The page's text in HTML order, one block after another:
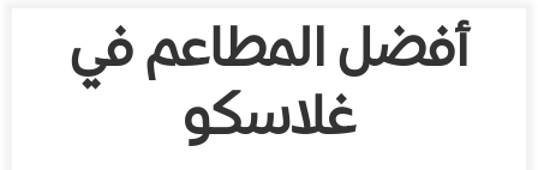
أفضل المطاعم في
غلاسكو